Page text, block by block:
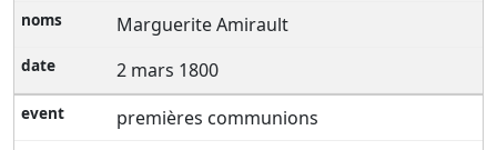
Marguerite Amirault
2 mars 1800
premières communions